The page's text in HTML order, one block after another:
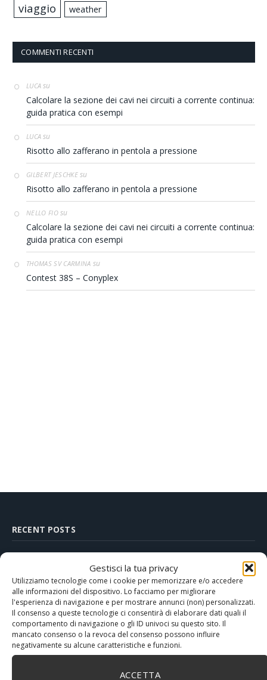
Gestisci la tua privacy
Utilizziamo tecnologie come i cookie per memorizzare e/o accedere
alle informazioni del dispositivo. Lo facciamo per migliorare
l'esperienza di navigazione e per mostrare annunci (non) personalizzati.
Il consenso a queste tecnologie ci consentirà di elaborare dati quali il
comportamento di navigazione o gli ID univoci su questo sito. Il
mancato consenso o la revoca del consenso possono influire
negativamente su alcune caratteristiche e funzioni.
ACCETTA
viaggio weather
COMMENTI RECENTI
LUCA su
Calcolare la sezione dei cavi nei circuiti a corrente continua:
guida pratica con esempi
LUCA su
Risotto allo zafferano in pentola a pressione
GILBERT JESCHKEsu
Risotto allo zafferano in pentola a pressione
NELLO FIOsu
Calcolare la sezione dei cavi nei circuiti a corrente continua:
guida pratica con esempi
THOMAS SV CARMINA su
Contest 38S – Conyplex
RECENT POSTS
05/01/2026
Panama in barca a vela: logistica, marina e
consigli pratici
28/10/2025
Corso di manovre: sicurezza e controllo in porto